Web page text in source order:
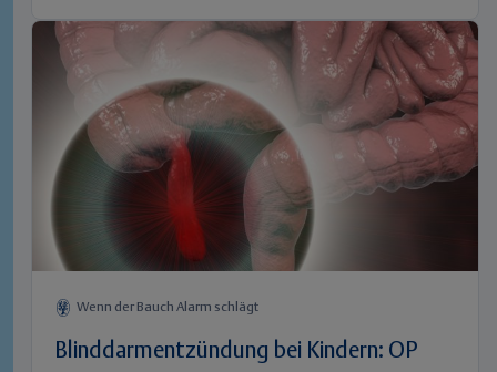
Wenn der Bauch Alarm schlägt
Blinddarmentzündung bei Kindern: OP